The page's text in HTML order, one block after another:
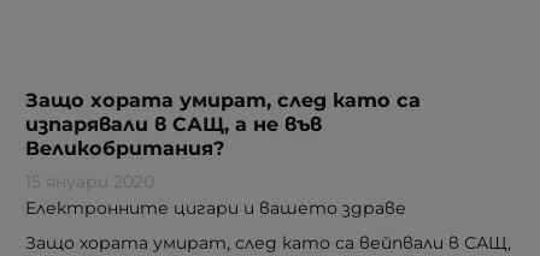
Защо хората умират, след като са
изпарявали в САЩ, а не във
Великобритания?
15 януари 2020
Електронните цигари и вашето здраве
Защо хората умират, след като са вейпвали в САЩ,